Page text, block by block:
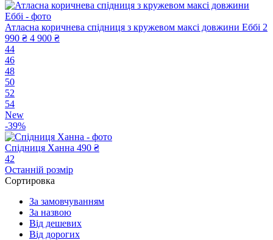
Атласна коричнева спідниця з кружевом максі довжини Еббі 2
990 ₴ 4 900 ₴
44
46
48
50
52
54
New
-39%
Спідниця Ханна 490 ₴
42
Останній розмір
Сортировка
За замовчуванням
За назвою
Від дешевих
Від дорогих